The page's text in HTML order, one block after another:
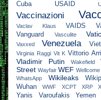
Cuba
USAID
Vaccinazioni
Vaclav Klaus VAIDS
Vanguard
Vasculite
Vaxxed Venezuela
Virginia Raggi Vit K Vittorio
Vladimir Putin Wakefield
Street Wayfair WEF
WhatsApp
Wikileaks
Wuhan
WWF XCPT XRP
Yanis Varoufakis Yemen